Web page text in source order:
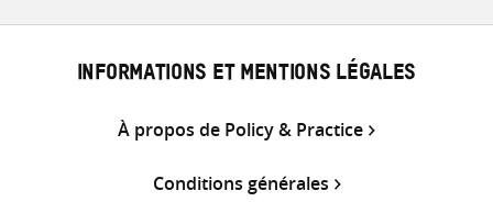
INFORMATIONS ET MENTIONS LÉGALES
À propos de Policy & Practice
Conditions générales